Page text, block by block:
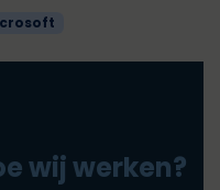
wij werken?